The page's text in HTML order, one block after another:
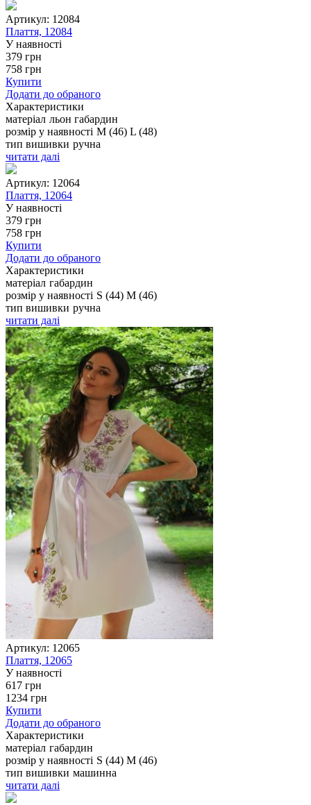
Артикул: 12084
Плаття, 12084
У наявності
379 грн
758 грн
Купити
Додати до обраного
Характеристики
матеріал льон габардин
розмір у наявності M (46) L (48)
тип вишивки ручна
читати далі
Артикул: 12064
Плаття, 12064
У наявності
379 грн
758 грн
Купити
Додати до обраного
Характеристики
матеріал габардин
розмір у наявності S (44) M (46)
тип вишивки ручна
читати далі
Артикул: 12065
Плаття, 12065
У наявності
617 грн
1234 грн
Купити
Додати до обраного
Характеристики
матеріал габардин
розмір у наявності S (44) M (46)
тип вишивки машинна
читати далі